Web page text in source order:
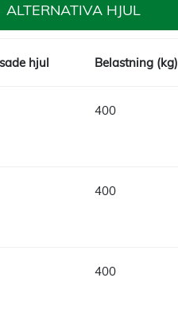
ALTERNATIVA HJUL
hjul Belastning (kg)
400
400
400